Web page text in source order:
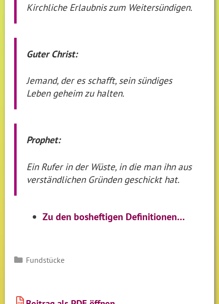
Kirchliche Erlaubnis zum Weitersündigen.
Guter Christ:
Jemand, der es schafft, sein sündiges
Leben geheim zu halten.
Prophet:
Ein Rufer in der Wüste, in die man ihn aus
verständlichen Gründen geschickt hat.
Zu den bosheftigen Definitionen…
Kategorien
Fundstücke
PDF